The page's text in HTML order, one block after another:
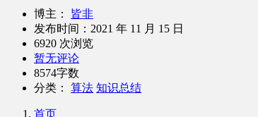
博主：
皆非
发布时间： 2021 年 11 月 15 日
6920 次浏览
暂无评论
8574字数
分类：
算法 知识总结
首页